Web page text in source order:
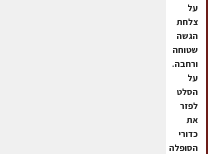
על
צלחת
הגשה
שטוחה
ורחבה.
על
הסלט
לפזר
את
כדורי
הסופלה